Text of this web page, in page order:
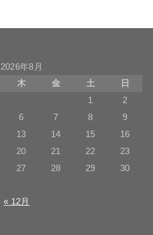
2026年8月
木 金 土
日
1
2
6 7 8
9
13 14 15
16
20 21 22
23
27 28 29
30
« 12月